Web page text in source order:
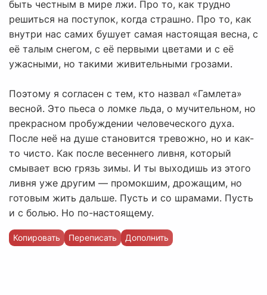
быть честным в мире лжи. Про то, как трудно
решиться на поступок, когда страшно. Про то, как
внутри нас самих бушует самая настоящая весна, с
её талым снегом, с её первыми цветами и с её
ужасными, но такими живительными грозами.
Поэтому я согласен с тем, кто назвал «Гамлета»
весной. Это пьеса о ломке льда, о мучительном, но
прекрасном пробуждении человеческого духа.
После неё на душе становится тревожно, но и как-
то чисто. Как после весеннего ливня, который
смывает всю грязь зимы. И ты выходишь из этого
ливня уже другим — промокшим, дрожащим, но
готовым жить дальше. Пусть и со шрамами. Пусть
и с болью. Но по-настоящему.
Копировать Переписать Дополнить